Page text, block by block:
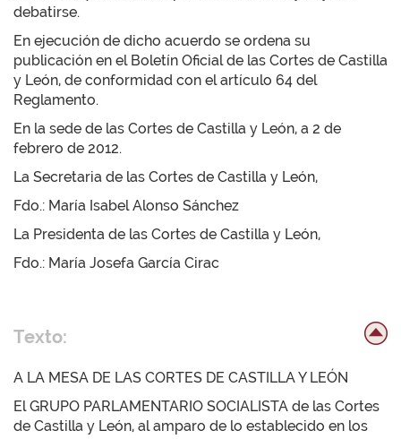
debatirse.
En ejecución de dicho acuerdo se ordena su
publicación en el Boletín Oficial de las Cortes de Castilla
y León, de conformidad con el artículo 64 del
Reglamento.
En la sede de las Cortes de Castilla y León, a 2 de
febrero de 2012.
La Secretaria de las Cortes de Castilla y León,
Fdo.: María Isabel Alonso Sánchez
La Presidenta de las Cortes de Castilla y León,
Fdo.: María Josefa García Cirac
Texto:
A LA MESA DE LAS CORTES DE CASTILLA Y LEÓN
El GRUPO PARLAMENTARIO SOCIALISTA de las Cortes
de Castilla y León, al amparo de lo establecido en los